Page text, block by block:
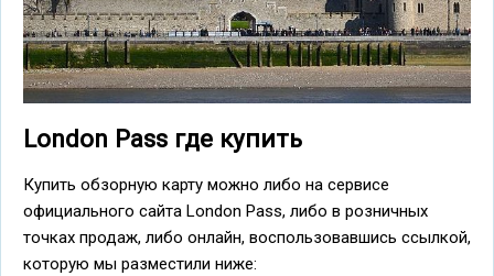
London Pass где купить
Купить обзорную карту можно либо на сервисе
официального сайта London Pass, либо в розничных
точках продаж, либо онлайн, воспользовавшись ссылкой,
которую мы разместили ниже: